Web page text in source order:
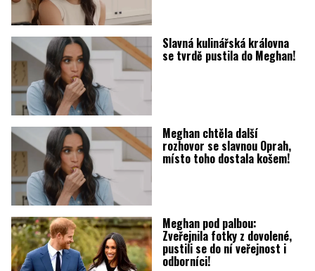
Slavná kulinářská královna
se tvrdě pustila do Meghan!
Meghan chtěla další
rozhovor se slavnou Oprah,
místo toho dostala košem!
Meghan pod palbou:
Zveřejnila fotky z dovolené,
pustili se do ní veřejnost i
odborníci!